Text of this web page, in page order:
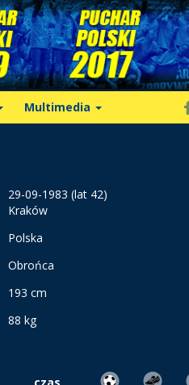
Multimedia
29-09-1983 (lat 42)
Kraków
Polska
Obrońca
193 cm
88 kg